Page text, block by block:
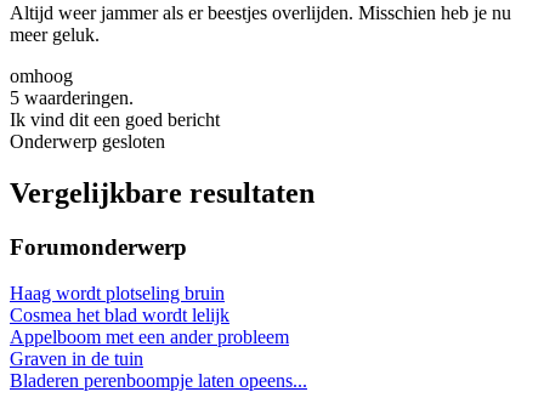
Altijd weer jammer als er beestjes overlijden. Misschien heb je nu
meer geluk.
omhoog
5 waarderingen.
Ik vind dit een goed bericht
Onderwerp gesloten
Vergelijkbare resultaten
Forumonderwerp
Haag wordt plotseling bruin
Cosmea het blad wordt lelijk
Appelboom met een ander probleem
Graven in de tuin
Bladeren perenboompje laten opeens...